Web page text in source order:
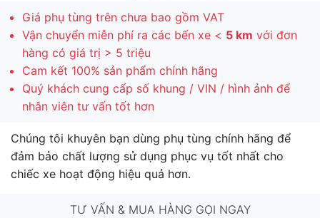
Giá phụ tùng trên chưa bao gồm VAT
Vận chuyển miễn phí ra các bến xe < 5 km với đơn
hàng có giá trị > 5 triệu
Cam kết 100% sản phẩm chính hãng
Quý khách cung cấp số khung / VIN / hình ảnh để
nhân viên tư vấn tốt hơn
Chúng tôi khuyên bạn dùng phụ tùng chính hãng để
đảm bảo chất lượng sử dụng phục vụ tốt nhất cho
chiếc xe hoạt động hiệu quả hơn.
TƯ VẤN & MUA HÀNG GỌI NGAY